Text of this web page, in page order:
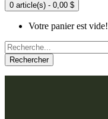
0 article(s) - 0,00 $
Votre panier est vide!
Rechercher